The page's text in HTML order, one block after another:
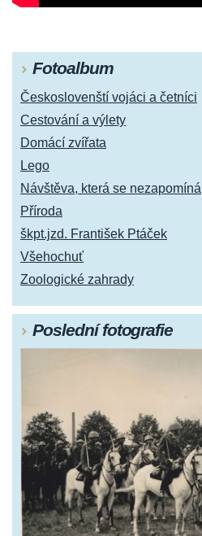
Fotoalbum
Českoslovenští vojáci a četníci
Cestování a výlety
Domácí zvířata
Lego
Návštěva, která se nezapomíná
Příroda
škpt.jzd. František Ptáček
Všehochuť
Zoologické zahrady
Poslední fotografie